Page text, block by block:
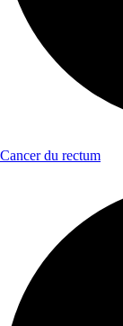
Cancer du rectum